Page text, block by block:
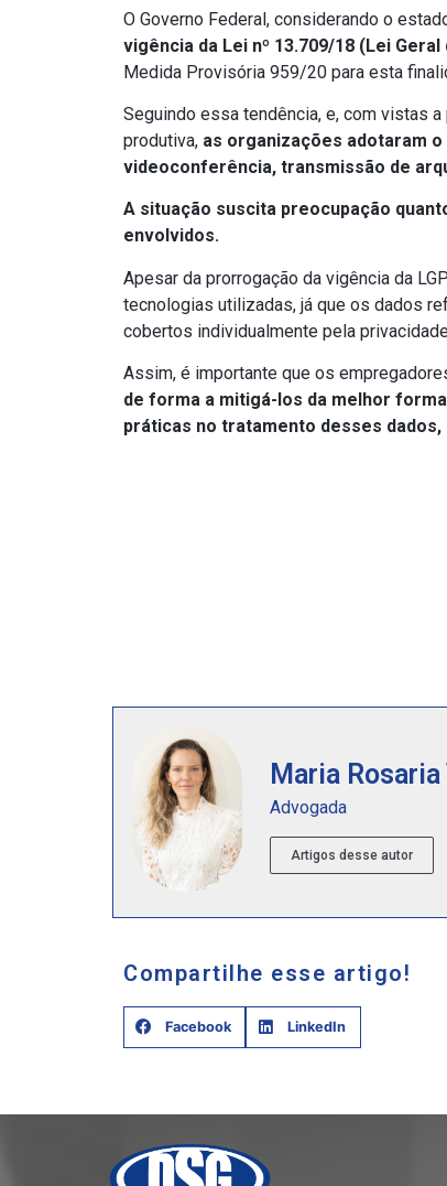
O Governo Federal, considerando o
vigência da Lei nº 13.709/18 (Lei
Medida Provisória 959/20 para esta
Seguindo essa tendência, e, com vistas
produtiva, as organizações adotaram o
videoconferência, transmissão de
A situação suscita preocupação
envolvidos.
Apesar da prorrogação da vigência da
tecnologias utilizadas, já que os dados
cobertos individualmente pela
Assim, é importante que os
de forma a mitigá-los da melhor
práticas no tratamento desses
Maria
Advogada
Artigos desse autor
Compartilhe esse artigo!
Facebook LinkedIn